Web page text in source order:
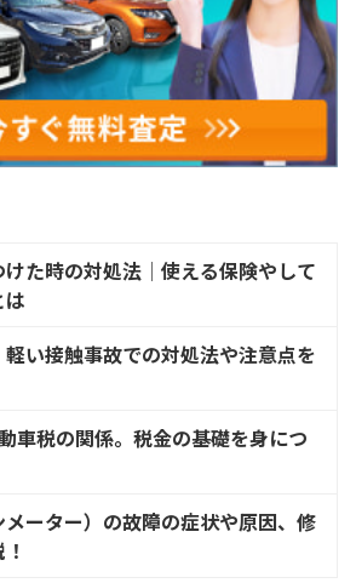
けた時の対処法│使える保険やして
は
い接触事故での対処法や注意点を
車税の関係。税金の基礎を身につ
ーター）の故障の症状や原因、修